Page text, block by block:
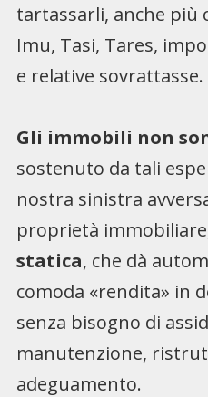
tartassarli, anche più
Imu, Tasi, Tares,
e relative sovrattasse.
Gli immobili non
sostenuto da tali
nostra sinistra
proprietà
statica, che dà
comoda «rendita» in
senza bisogno di
manutenzione,
adeguamento.